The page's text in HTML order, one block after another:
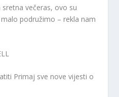
večeras, ovo su
podružimo – rekla nam
Primaj sve nove vijesti o